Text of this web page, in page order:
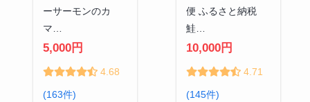
ーサーモンのカ
マ…
5,000円
4.68
(163件)
便 ふるさと納税
鮭…
10,000円
4.71
(145件)